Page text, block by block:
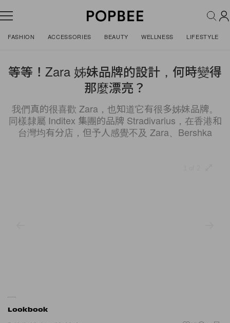
FASHION ACCESSORIES BEAUTY WELLNESS LIFESTYLE
等等！Zara 姊妹品牌的設計，何時變得
那麼漂亮？
我們真的很喜歡 Zara，也知道它有很多姊妹品牌。
同樣隸屬 Inditex 集團的品牌 Stradivarius，在香港和
台灣均有分店，但予人感覺不及 Zara、Bershka
Lookbook